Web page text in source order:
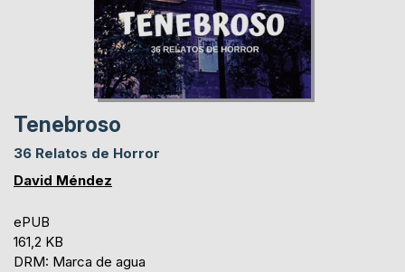
Tenebroso
36 Relatos de Horror
David Méndez
ePUB
161,2 KB
DRM: Marca de agua